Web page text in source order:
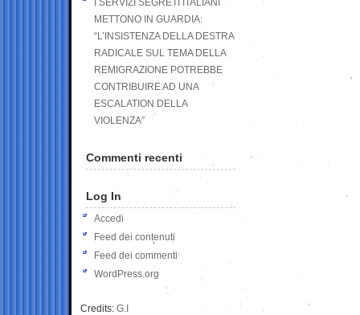
I SERVIZI SEGRETI ITALIANI
METTONO IN GUARDIA:
“L’INSISTENZA DELLA DESTRA
RADICALE SUL TEMA DELLA
REMIGRAZIONE POTREBBE
CONTRIBUIRE AD UNA
ESCALATION DELLA
VIOLENZA”
Commenti recenti
Log In
Accedi
Feed dei contenuti
Feed dei commenti
WordPress.org
Credits: G.I